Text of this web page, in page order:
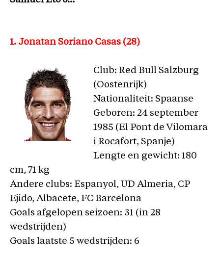
1. Jonatan Soriano Casas (28)
Club: Red Bull Salzburg
(Oostenrijk)
Nationaliteit: Spaanse
Geboren: 24 september
1985 (El Pont de Vilomara
i Rocafort, Spanje)
Lengte en gewicht: 180
cm, 71 kg
Andere clubs: Espanyol, UD Almeria, CP
Ejido, Albacete, FC Barcelona
Goals afgelopen seizoen: 31 (in 28
wedstrijden)
Goals laatste 5 wedstrijden: 6